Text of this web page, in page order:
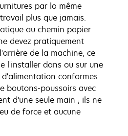
par la même
plus que jamais.
au chemin papier
devez pratiquement
de la machine, ce
l'installer dans ou sur une
conformes
boutons-poussoirs avec
d'une seule main ; ils ne
de force et aucune